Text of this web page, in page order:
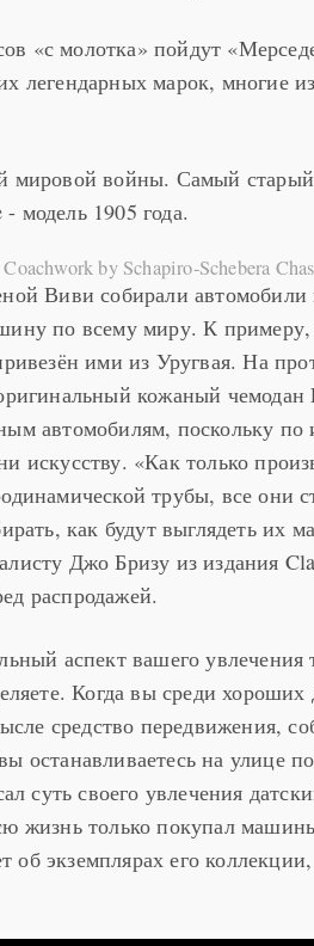
«с молотка» пойдут
легендарных марок, многие
мировой войны. Самый
модель 1905 года.
by Schapiro-Schebera
Виви собирали
по всему миру. К примеру,
ими из Уругвая. На
кожаный
автомобилям, поскольку
искусству. «Как только
трубы, все они
как будут выглядеть их
Джо Бризу из издания
распродажей.
аспект вашего увлечения
Когда вы среди
средство передвижения,
останавливаетесь на улице
суть своего увлечения
жизнь только покупал
об экземплярах его